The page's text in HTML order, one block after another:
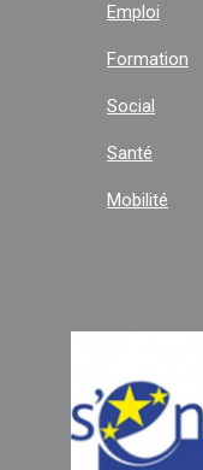
Emploi
Formation
Social
Santé
Mobilité